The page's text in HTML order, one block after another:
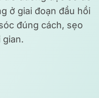
ở giai đoạn đầu hồi
đúng cách, sẹo